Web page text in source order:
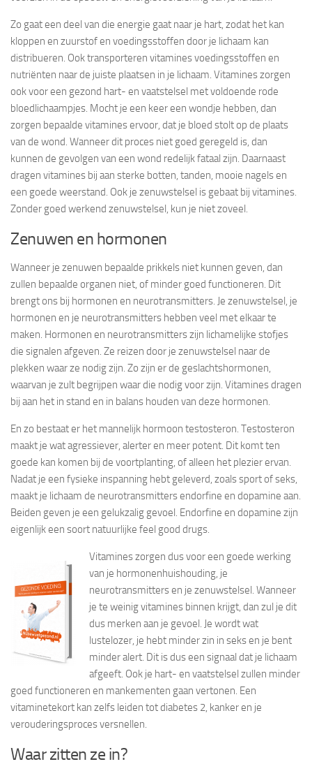
Zo gaat een deel van die energie gaat naar je hart, zodat het kan
kloppen en zuurstof en voedingsstoffen door je lichaam kan
distribueren. Ook transporteren vitamines voedingsstoffen en
nutriënten naar de juiste plaatsen in je lichaam. Vitamines zorgen
ook voor een gezond hart- en vaatstelsel met voldoende rode
bloedlichaampjes. Mocht je een keer een wondje hebben, dan
zorgen bepaalde vitamines ervoor, dat je bloed stolt op de plaats
van de wond. Wanneer dit proces niet goed geregeld is, dan
kunnen de gevolgen van een wond redelijk fataal zijn. Daarnaast
dragen vitamines bij aan sterke botten, tanden, mooie nagels en
een goede weerstand. Ook je zenuwstelsel is gebaat bij vitamines.
Zonder goed werkend zenuwstelsel, kun je niet zoveel.
Zenuwen en hormonen
Wanneer je zenuwen bepaalde prikkels niet kunnen geven, dan
zullen bepaalde organen niet, of minder goed functioneren. Dit
brengt ons bij hormonen en neurotransmitters. Je zenuwstelsel, je
hormonen en je neurotransmitters hebben veel met elkaar te
maken. Hormonen en neurotransmitters zijn lichamelijke stofjes
die signalen afgeven. Ze reizen door je zenuwstelsel naar de
plekken waar ze nodig zijn. Zo zijn er de geslachtshormonen,
waarvan je zult begrijpen waar die nodig voor zijn. Vitamines dragen
bij aan het in stand en in balans houden van deze hormonen.
En zo bestaat er het mannelijk hormoon testosteron. Testosteron
maakt je wat agressiever, alerter en meer potent. Dit komt ten
goede kan komen bij de voortplanting, of alleen het plezier ervan.
Nadat je een fysieke inspanning hebt geleverd, zoals sport of seks,
maakt je lichaam de neurotransmitters endorfine en dopamine aan.
Beiden geven je een gelukzalig gevoel. Endorfine en dopamine zijn
eigenlijk een soort natuurlijke feel good drugs.
Vitamines zorgen dus voor een goede werking
van je hormonenhuishouding, je
neurotransmitters en je zenuwstelsel. Wanneer
je te weinig vitamines binnen krijgt, dan zul je dit
dus merken aan je gevoel. Je wordt wat
lustelozer, je hebt minder zin in seks en je bent
minder alert. Dit is dus een signaal dat je lichaam
afgeeft. Ook je hart- en vaatstelsel zullen minder
goed functioneren en mankementen gaan vertonen. Een
vitaminetekort kan zelfs leiden tot diabetes 2, kanker en je
verouderingsproces versnellen.
Waar zitten ze in?